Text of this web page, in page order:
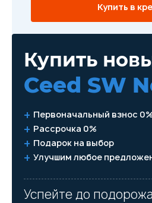
Купить
Ceed SW
Первоначальный взнос 0%
Рассрочка 0%
Подарок на выбор
Улучшим любое
Успейте до
Купить в